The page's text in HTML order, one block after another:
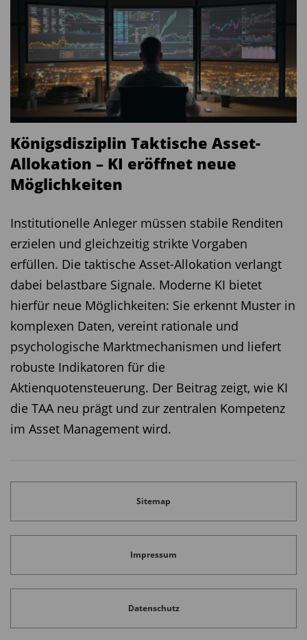
Königsdisziplin Taktische Asset-
Allokation – KI eröffnet neue
Möglichkeiten
Institutionelle Anleger müssen stabile Renditen
erzielen und gleichzeitig strikte Vorgaben
erfüllen. Die taktische Asset-Allokation verlangt
dabei belastbare Signale. Moderne KI bietet
hierfür neue Möglichkeiten: Sie erkennt Muster in
komplexen Daten, vereint rationale und
psychologische Marktmechanismen und liefert
robuste Indikatoren für die
Aktienquotensteuerung. Der Beitrag zeigt, wie KI
die TAA neu prägt und zur zentralen Kompetenz
im Asset Management wird.
Sitemap
Impressum
Datenschutz